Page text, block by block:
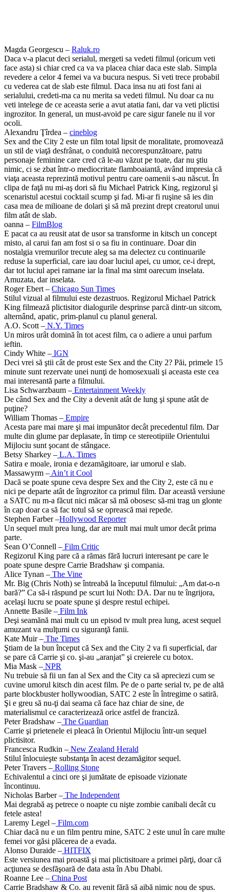
Magda Georgescu – Raluk.ro
Daca v-a placut deci serialul, mergeti sa vedeti filmul (oricum veti
face asta) si chiar cred ca va va placea chiar daca este slab. Simpla
revedere a celor 4 femei va va bucura nespus. Si veti trece probabil
cu vederea cat de slab este filmul. Daca insa nu ati fost fani ai
serialului, credeti-ma ca nu merita sa vedeti filmul. Nu doar ca nu
veti intelege de ce aceasta serie a avut atatia fani, dar va veti plictisi
ingrozitor. In general, un must-avoid pe care sigur fanele nu il vor
ocoli.
Alexandru Ţîrdea – cineblog
Sex and the City 2 este un film total lipsit de moralitate, promovează
un stil de viaţă desfrânat, o conduită necorespunzătoare, patru
personaje feminine care cred că le-au văzut pe toate, dar nu ştiu
nimic, ci se zbat într-o mediocritate flamboaiantă, având impresia că
viaţa aceasta reprezintă motivul pentru care oamenii s-au născut. În
clipa de faţă nu mi-aş dori să fiu Michael Patrick King, regizorul şi
scenaristul acestui cocktail scump şi fad. Mi-ar fi ruşine să ies din
casa mea de milioane de dolari şi să mă prezint drept creatorul unui
film atât de slab.
oanna – FilmBlog
E pacat ca au reusit atat de usor sa transforme in kitsch un concept
misto, al carui fan am fost si o sa fiu in continuare. Doar din
nostalgia vremurilor trecute aleg sa ma delectez cu continuarile
reduse la superficial, care iau doar luciul apei, cu umor, ce-i drept,
dar tot luciul apei ramane iar la final ma simt oarecum inselata.
Amuzata, dar inselata.
Roger Ebert – Chicago Sun Times
Stilul vizual al filmului este dezastruos. Regizorul Michael Patrick
King filmează plictisitor dialogurile desprinse parcă dintr-un sitcom,
alternând, apatic, prim-planul cu planul general.
A.O. Scott – N.Y. Times
Un miros urât domină în tot acest film, ca o adiere a unui parfum
ieftin.
Cindy White – IGN
Deci vrei să ştii cât de prost este Sex and the City 2? Păi, primele 15
minute sunt rezervate unei nunţi de homosexuali şi aceasta este cea
mai interesantă parte a filmului.
Lisa Schwarzbaum – Entertainment Weekly
De când Sex and the City a devenit atât de lung şi spune atât de
puţine?
William Thomas – Empire
Acesta pare mai mare şi mai impunător decât precedentul film. Dar
multe din glume par deplasate, în timp ce stereotipiile Orientului
Mijlociu sunt şocant de stângace.
Betsy Sharkey – L.A. Times
Satira e moale, ironia e dezamăgitoare, iar umorul e slab.
Massawyrm – Ain’t it Cool
Dacă se poate spune ceva despre Sex and the City 2, este că nu e
nici pe departe atât de îngrozitor ca primul film. Dar această versiune
a SATC nu m-a făcut nici măcar să mă obosesc să-mi trag un glonte
în cap doar ca să fac totul să se oprească mai repede.
Stephen Farber –Hollywood Reporter
Un sequel mult prea lung, dar are mult mai mult umor decât prima
parte.
Sean O’Connell – Film Critic
Regizorul King pare că a rămas fără lucruri interesant pe care le
poate spune despre Carrie Bradshaw şi compania.
Alice Tynan – The Vine
Mr. Big (Chris Noth) se întreabă la începutul filmului: „Am dat-o-n
bară?” Ca să-i răspund pe scurt lui Noth: DA. Dar nu te îngrijora,
acelaşi lucru se poate spune şi despre restul echipei.
Annette Basile – Film Ink
Deşi seamănă mai mult cu un episod tv mult prea lung, acest sequel
amuzant va mulţumi cu siguranţă fanii.
Kate Muir – The Times
Ştiam de la bun început că Sex and the City 2 va fi superficial, dar
se pare că Carrie şi co. şi-au „aranjat” şi creierele cu botox.
Mia Mask – NPR
Nu trebuie să fii un fan al Sex and the City ca să apreciezi cum se
cuvine umorul kitsch din acest film. Pe de o parte serial tv, pe de altă
parte blockbuster hollywoodian, SATC 2 este în întregime o satiră.
Şi e greu să nu-ţi dai seama că face haz chiar de sine, de
materialismul ce caracterizează orice astfel de franciză.
Peter Bradshaw – The Guardian
Carrie şi prietenele ei pleacă în Orientul Mijlociu într-un sequel
plictisitor.
Francesca Rudkin – New Zealand Herald
Stilul înlocuieşte substanţa în acest dezamăgitor sequel.
Peter Travers – Rolling Stone
Echivalentul a cinci ore şi jumătate de episoade vizionate
încontinuu.
Nicholas Barber – The Independent
Mai degrabă aş petrece o noapte cu nişte zombie canibali decât cu
fetele astea!
Laremy Legel – Film.com
Chiar dacă nu e un film pentru mine, SATC 2 este unul în care multe
femei vor găsi plăcerea de a evada.
Alonso Duraide – HITFIX
Este versiunea mai proastă şi mai plictisitoare a primei părţi, doar că
acţiunea se desfăşoară de data asta în Abu Dhabi.
Roanne Lee – China Post
Carrie Bradshaw & Co. au revenit fără să aibă nimic nou de spus.